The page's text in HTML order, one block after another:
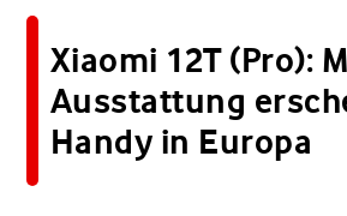
Xiaomi 12T (Pro):
Ausstattung
Handy in Europa